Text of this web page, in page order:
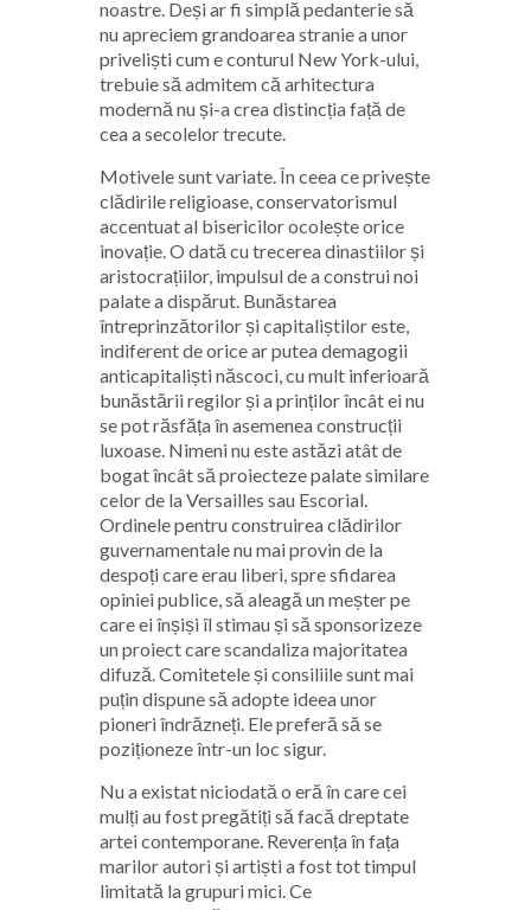
noastre. Deși ar fi simplă pedanterie să
nu apreciem grandoarea stranie a unor
priveliști cum e conturul New York-ului,
trebuie să admitem că arhitectura
modernă nu și-a crea distincția față de
cea a secolelor trecute.
Motivele sunt variate. În ceea ce privește
clădirile religioase, conservatorismul
accentuat al bisericilor ocolește orice
inovație. O dată cu trecerea dinastiilor și
aristocrațiilor, impulsul de a construi noi
palate a dispărut. Bunăstarea
întreprinzătorilor și capitaliștilor este,
indiferent de orice ar putea demagogii
anticapitaliști născoci, cu mult inferioară
bunăstării regilor și a prinților încât ei nu
se pot răsfăța în asemenea construcții
luxoase. Nimeni nu este astăzi atât de
bogat încât să proiecteze palate similare
celor de la Versailles sau Escorial.
Ordinele pentru construirea clădirilor
guvernamentale nu mai provin de la
despoți care erau liberi, spre sfidarea
opiniei publice, să aleagă un meșter pe
care ei înșiși îl stimau și să sponsorizeze
un proiect care scandaliza majoritatea
difuză. Comitetele și consiliile sunt mai
puțin dispune să adopte ideea unor
pioneri îndrăzneți. Ele preferă să se
poziționeze într-un loc sigur.
Nu a existat niciodată o eră în care cei
mulți au fost pregătiți să facă dreptate
artei contemporane. Reverența în fața
marilor autori și artiști a fost tot timpul
limitată la grupuri mici. Ce